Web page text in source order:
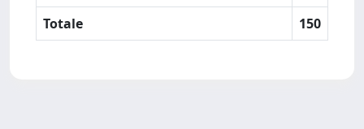
Totale 150